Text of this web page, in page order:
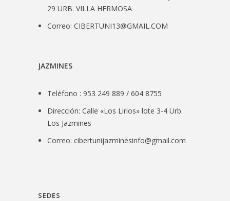
29 URB. VILLA HERMOSA
Correo:CIBERTUNI13@GMAIL.COM
JAZMINES
Teléfono : 953 249 889 / 604 8755
Dirección: Calle «Los Lirios» lote 3-4 Urb.
Los Jazmines
Correo:cibertunijazminesinfo@gmail.com
SEDES